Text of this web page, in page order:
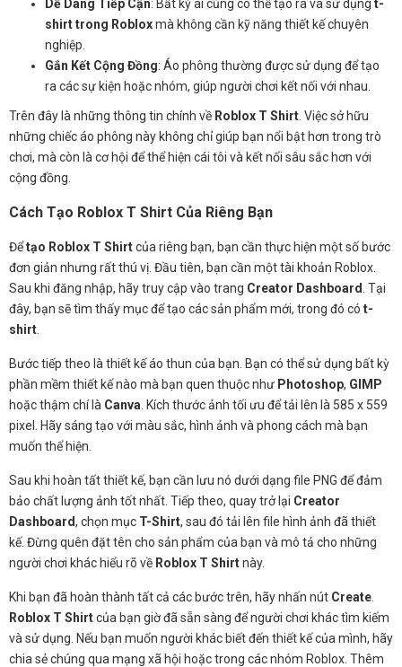
Dễ Dàng Tiếp Cận: Bất kỳ ai cũng có thể tạo ra và sử dụng t-
shirt trong Robloxmà không cần kỹ năng thiết kế chuyên
nghiệp.
Gắn Kết Cộng Đồng: Áo phông thường được sử dụng để tạo
ra các sự kiện hoặc nhóm, giúp người chơi kết nối với nhau.
Trên đây là những thông tin chính về Roblox T Shirt . Việc sở hữu
những chiếc áo phông này không chỉ giúp bạn nổi bật hơn trong trò
chơi, mà còn là cơ hội để thể hiện cái tôi và kết nối sâu sắc hơn với
cộng đồng.
Cách Tạo Roblox T Shirt Của Riêng Bạn
Đểtạo Roblox T Shirtcủa riêng bạn, bạn cần thực hiện một số bước
đơn giản nhưng rất thú vị. Đầu tiên, bạn cần một tài khoản Roblox.
Sau khi đăng nhập, hãy truy cập vào trang Creator Dashboard . Tại
đây, bạn sẽ tìm thấy mục để tạo các sản phẩm mới, trong đó có t-
shirt
Bước tiếp theo là thiết kế áo thun của bạn. Bạn có thể sử dụng bất kỳ
phần mềm thiết kế nào mà bạn quen thuộc như Photoshop, GIMP
hoặc thậm chí là Canva . Kích thước ảnh tối ưu để tải lên là 585 x 559
pixel. Hãy sáng tạo với màu sắc, hình ảnh và phong cách mà bạn
muốn thể hiện.
Sau khi hoàn tất thiết kế, bạn cần lưu nó dưới dạng file PNG để đảm
bảo chất lượng ảnh tốt nhất. Tiếp theo, quay trở lại Creator
Dashboard, chọn mục T-Shirt, sau đó tải lên file hình ảnh đã thiết
kế. Đừng quên đặt tên cho sản phẩm của bạn và mô tả cho những
người chơi khác hiểu rõ về Roblox T Shirtnày.
Khi bạn đã hoàn thành tất cả các bước trên, hãy nhấn nút Create
Roblox T Shirtcủa bạn giờ đã sẵn sàng để người chơi khác tìm kiếm
và sử dụng. Nếu bạn muốn người khác biết đến thiết kế của mình, hãy
chia sẻ chúng qua mạng xã hội hoặc trong các nhóm Roblox. Thêm